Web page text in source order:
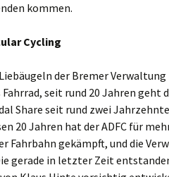
kommen.
Cycling
der Bremer
seit rund 20 Jahren geht
Share seit rund zwei
20 Jahren hat der ADFC für
Fahrbahn gekämpft, und die
gerade in letzter Zeit